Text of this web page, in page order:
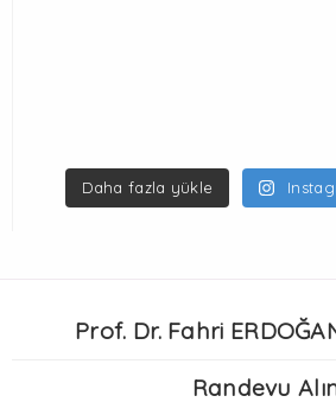
Daha fazla yükle
Prof. Dr. Fahri
Randevu